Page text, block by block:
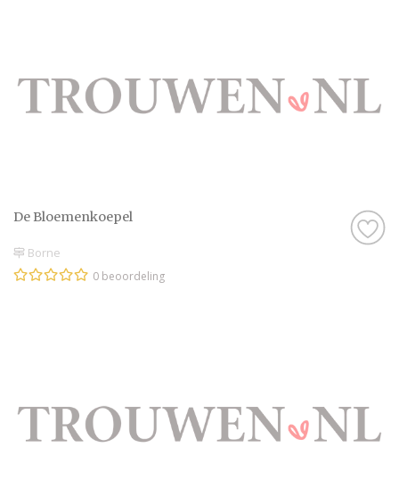
De Bloemenkoepel
Borne
0 beoordeling